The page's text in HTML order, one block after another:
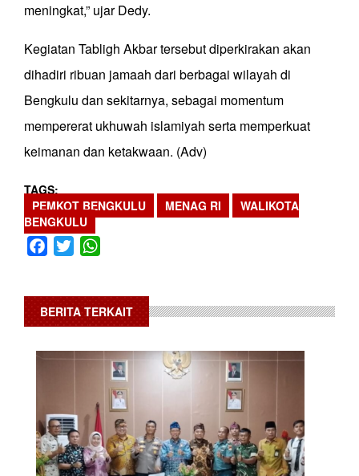
meningkat,” ujar Dedy.
Kegiatan Tabligh Akbar tersebut diperkirakan akan
dihadiri ribuan jamaah dari berbagai wilayah di
Bengkulu dan sekitarnya, sebagai momentum
mempererat ukhuwah islamiyah serta memperkuat
keimanan dan ketakwaan. (Adv)
TAGS
PEMKOT BENGKULU
MENAG RI
WALIKOTA
BENGKULU
Facebook
Twitter
BERITA TERKAIT